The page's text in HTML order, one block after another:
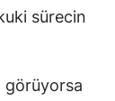
sürecin
görüyorsa